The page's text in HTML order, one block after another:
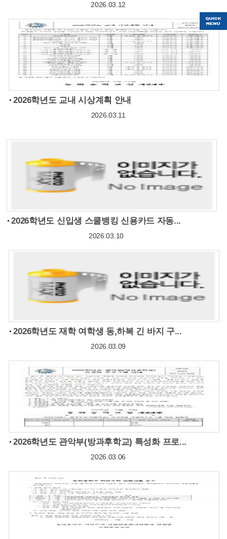
2026.03.12
2026학년도 교내 시상계획 안내
2026.03.11
2026학년도 신입생 스쿨뱅킹 신용카드 자동...
2026.03.10
2026학년도 재학 여학생 동,하복 긴 바지 구...
2026.03.09
2026학년도 관악부(방과후학교) 특성화 프로...
2026.03.06